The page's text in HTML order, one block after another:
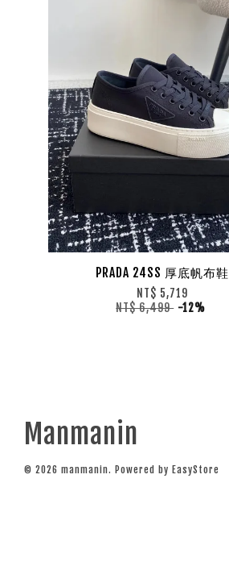
PRADA 24SS 厚底帆布鞋
NT$ 5,719
NT$ 6,499 -12%
Manmanin
© 2026 manmanin. Powered by EasyStore